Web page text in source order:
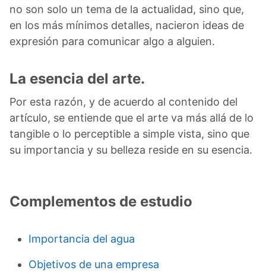
no son solo un tema de la actualidad, sino que,
en los más mínimos detalles, nacieron ideas de
expresión para comunicar algo a alguien.
La esencia del arte.
Por esta razón, y de acuerdo al contenido del
artículo, se entiende que el arte va más allá de lo
tangible o lo perceptible a simple vista, sino que
su importancia y su belleza reside en su esencia.
Complementos de estudio
Importancia del agua
Objetivos de una empresa